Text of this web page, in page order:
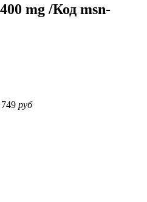
mg /Код msn-
749 руб